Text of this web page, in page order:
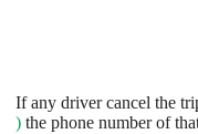
If any driver cancel the
) the phone number of